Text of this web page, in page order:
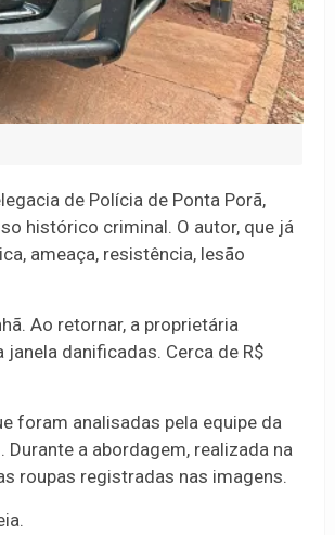
de Polícia de Ponta Porã,
histórico criminal. O autor, que já
ameaça, resistência, lesão
Ao retornar, a proprietária
danificadas. Cerca de R$
foram analisadas pela equipe da
a abordagem, realizada na
roupas registradas nas imagens.